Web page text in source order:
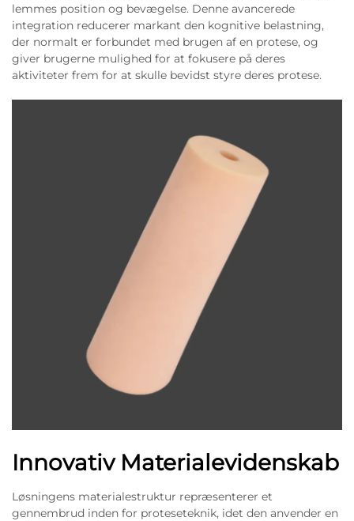
lemmes position og bevægelse. Denne avancerede
integration reducerer markant den kognitive belastning,
der normalt er forbundet med brugen af en protese, og
giver brugerne mulighed for at fokusere på deres
aktiviteter frem for at skulle bevidst styre deres protese.
Innovativ Materialevidenskab
Løsningens materialestruktur repræsenterer et
gennembrud inden for proteseteknik, idet den anvender en